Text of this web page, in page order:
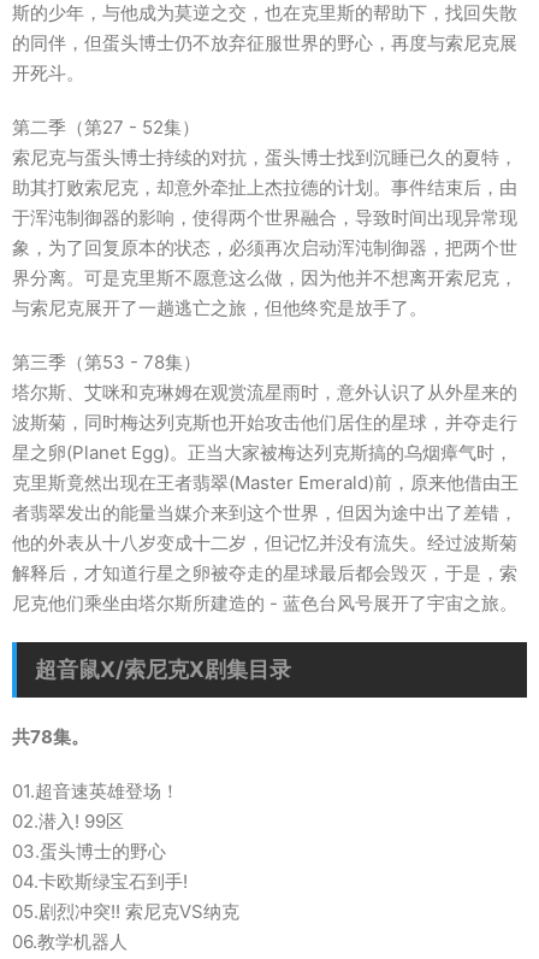
斯的少年，与他成为莫逆之交，也在克里斯的帮助下，找回失散
的同伴，但蛋头博士仍不放弃征服世界的野心，再度与索尼克展
开死斗。
第二季（第27 - 52集）
索尼克与蛋头博士持续的对抗，蛋头博士找到沉睡已久的夏特，
助其打败索尼克，却意外牵扯上杰拉德的计划。事件结束后，由
于浑沌制御器的影响，使得两个世界融合，导致时间出现异常现
象，为了回复原本的状态，必须再次启动浑沌制御器，把两个世
界分离。可是克里斯不愿意这么做，因为他并不想离开索尼克，
与索尼克展开了一趟逃亡之旅，但他终究是放手了。
第三季（第53 - 78集）
塔尔斯、艾咪和克琳姆在观赏流星雨时，意外认识了从外星来的
波斯菊，同时梅达列克斯也开始攻击他们居住的星球，并夺走行
星之卵(Planet Egg)。正当大家被梅达列克斯搞的乌烟瘴气时，
克里斯竟然出现在王者翡翠(Master Emerald)前，原来他借由王
者翡翠发出的能量当媒介来到这个世界，但因为途中出了差错，
他的外表从十八岁变成十二岁，但记忆并没有流失。经过波斯菊
解释后，才知道行星之卵被夺走的星球最后都会毁灭，于是，索
尼克他们乘坐由塔尔斯所建造的 - 蓝色台风号展开了宇宙之旅。
超音鼠X/索尼克X剧集目录
共78集。
01.超音速英雄登场！
02.潜入! 99区
03.蛋头博士的野心
04.卡欧斯绿宝石到手!
05.剧烈冲突!! 索尼克VS纳克
06.教学机器人